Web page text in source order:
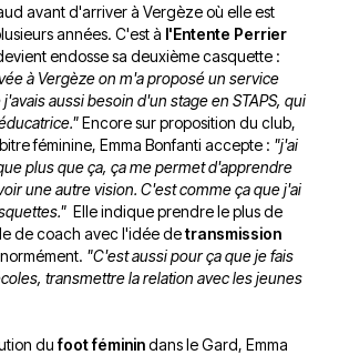
avant d'arriver à Vergèze où elle est
années. C'est à l'Entente Perrier
endosse sa deuxième casquette :
à Vergèze on m'a proposé un service
aussi besoin d'un stage en STAPS, qui
Encore sur proposition du club,
féminine, Emma Bonfanti accepte : "j'ai
plus que ça, ça me permet d'apprendre
une autre vision. C'est comme ça que j'ai
Elle indique prendre le plus de
de coach avec l'idée detransmission
"C'est aussi pour ça que je fais
transmettre la relation avec les jeunes
dufoot féminindans le Gard, Emma